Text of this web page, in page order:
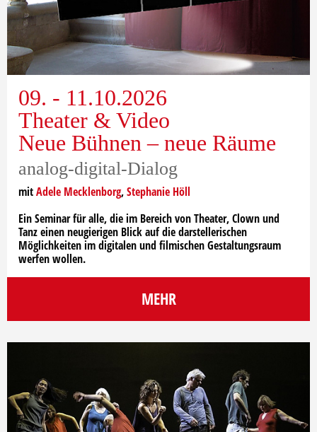
09. - 11.10.2026
Theater & Video
Neue Bühnen – neue Räume
analog-digital-Dialog
mitAdele Mecklenborg,Stephanie Höll
Ein Seminar für alle, die im Bereich von Theater, Clown und
Tanz einen neugierigen Blick auf die darstellerischen
Möglichkeiten im digitalen und filmischen Gestaltungsraum
werfen wollen.
MEHR